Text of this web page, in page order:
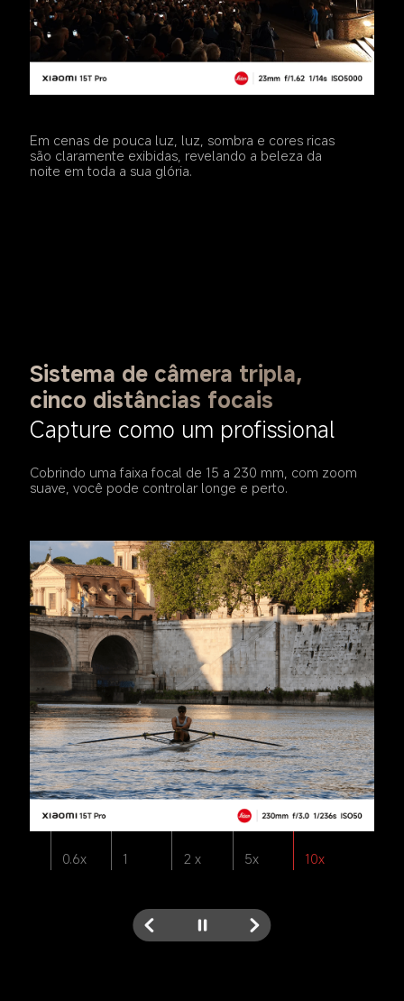
Em cenas de pouca luz, luz, sombra e cores ricas
são claramente exibidas, revelando a beleza da
noite em toda a sua glória.
Sistema de câmera tripla,
cinco distâncias focais
Capture como um profissional
Cobrindo uma faixa focal de 15 a 230 mm, com zoom
suave, você pode controlar longe e perto.
0.6x 1 2 x 5x 10x